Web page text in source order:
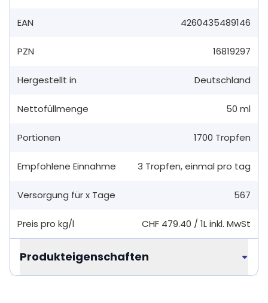
EAN 4260435489146
PZN 16819297
Hergestellt in Deutschland
Nettofüllmenge 50 ml
Portionen 1700 Tropfen
Empfohlene Einnahme 3 Tropfen,einmal pro tag
Versorgung für x Tage 567
Preis pro kg/l CHF 479.40 / 1Linkl. MwSt
Produkteigenschaften